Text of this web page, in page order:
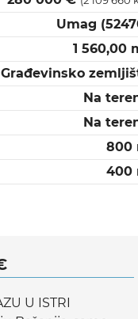
Umag
1 560,00
Građevinsko
Na
Na
800
400
U ISTRI